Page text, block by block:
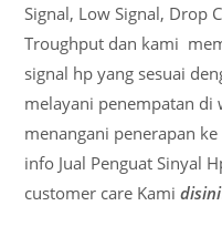
Signal, Low Signal, Drop
Troughput dan kami
signal hp yang sesuai
melayani penempatan di
menangani penerapan
info Jual Penguat Sinyal
customer care Kamidisini